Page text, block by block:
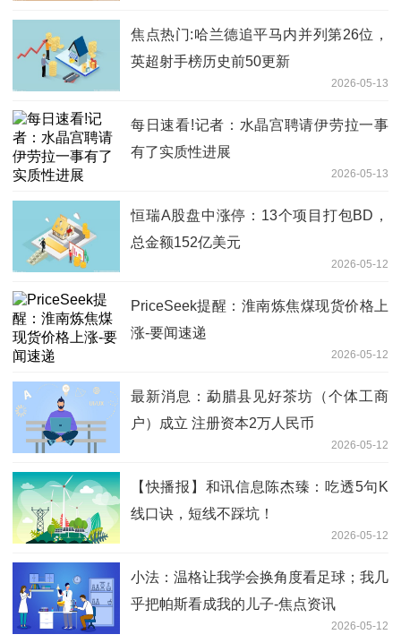
焦点热门:哈兰德追平马内并列第26位，
英超射手榜历史前50更新
2026-05-13
每日速看!记者：水晶宫聘请伊劳拉一事
有了实质性进展
2026-05-13
恒瑞A股盘中涨停：13个项目打包BD，
总金额152亿美元
2026-05-12
PriceSeek提醒：淮南炼焦煤现货价格上
涨-要闻速递
2026-05-12
最新消息：勐腊县见好茶坊（个体工商
户）成立 注册资本2万人民币
2026-05-12
【快播报】和讯信息陈杰臻：吃透5句K
线口诀，短线不踩坑！
2026-05-12
小法：温格让我学会换角度看足球；我几
乎把帕斯看成我的儿子-焦点资讯
2026-05-12